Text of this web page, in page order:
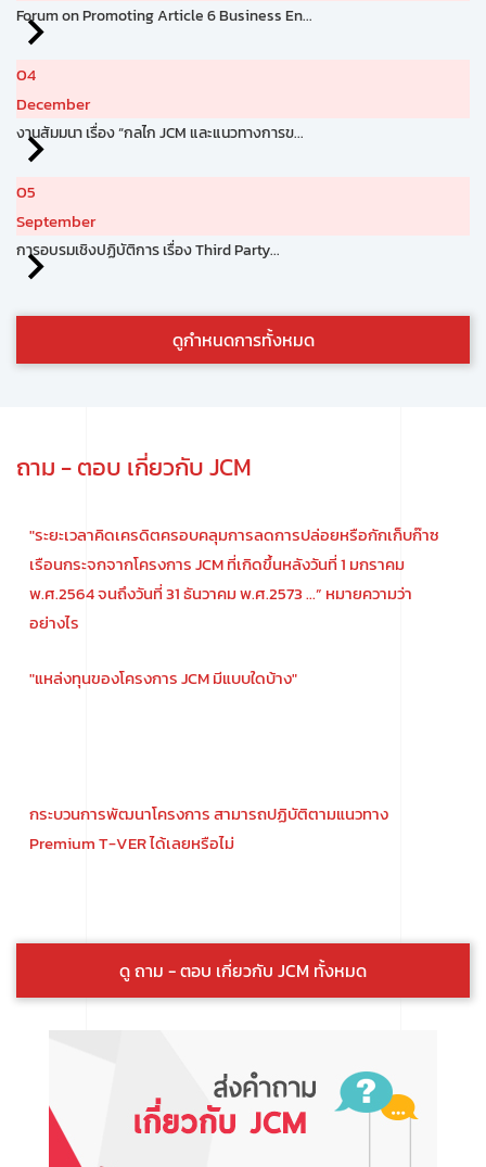
Forum on Promoting Article 6 Business En...
04
December
งานสัมมนา เรื่อง “กลไก JCM และแนวทางการข...
05
September
การอบรมเชิงปฏิบัติการ เรื่อง Third Party...
ดูกำหนดการทั้งหมด
ถาม - ตอบ เกี่ยวกับ JCM
"ระยะเวลาคิดเครดิตครอบคลุมการลดการปล่อยหรือกักเก็บก๊าซ
เรือนกระจกจากโครงการ JCM ที่เกิดขึ้นหลังวันที่ 1 มกราคม
พ.ศ.2564 จนถึงวันที่ 31 ธันวาคม พ.ศ.2573 ...” หมายความว่า
อย่างไร
"แหล่งทุนของโครงการ JCM มีแบบใดบ้าง"
กระบวนการพัฒนาโครงการ สามารถปฏิบัติตามแนวทาง
Premium T-VER ได้เลยหรือไม่
ดู ถาม - ตอบ เกี่ยวกับ JCM ทั้งหมด